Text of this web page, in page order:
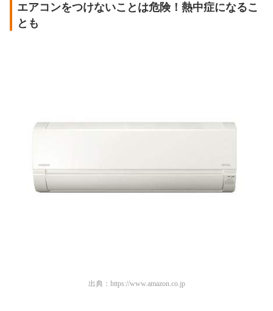
エアコンをつけないことは危険！熱中症になるこ
とも
出典： https://www.amazon.co.jp